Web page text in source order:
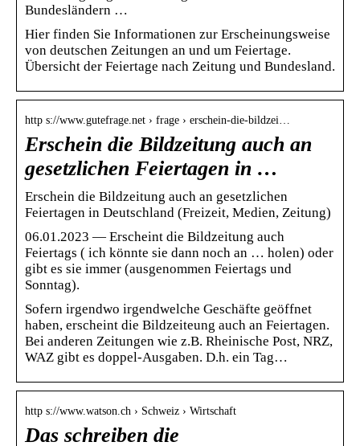
Bundesländern …
Hier finden Sie Informationen zur Erscheinungsweise
von deutschen Zeitungen an und um Feiertage.
Übersicht der Feiertage nach Zeitung und Bundesland.
http s://www.gutefrage.net › frage › erschein-die-bildzei…
Erschein die Bildzeitung auch an
gesetzlichen Feiertagen in …
Erschein die Bildzeitung auch an gesetzlichen
Feiertagen in Deutschland (Freizeit, Medien, Zeitung)
06.01.2023 — Erscheint die Bildzeitung auch
Feiertags ( ich könnte sie dann noch an … holen) oder
gibt es sie immer (ausgenommen Feiertags und
Sonntag).
Sofern irgendwo irgendwelche Geschäfte geöffnet
haben, erscheint die Bildzeiteung auch an Feiertagen.
Bei anderen Zeitungen wie z.B. Rheinische Post, NRZ,
WAZ gibt es doppel-Ausgaben. D.h. ein Tag…
http s://www.watson.ch › Schweiz › Wirtschaft
Das schreiben die